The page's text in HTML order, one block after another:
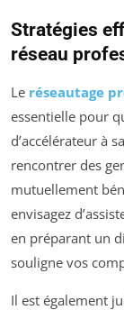
Stratégies
réseau
Le réseautage
essentielle pour
d’accélérateur à
rencontrer des
mutuellement
envisagez
en préparant un
souligne vos
Il est également